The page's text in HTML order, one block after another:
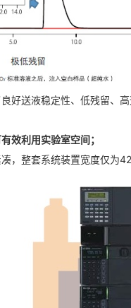
好送液稳定性、低残留、
效利用实验室空间；
，整套系统装置宽度仅为